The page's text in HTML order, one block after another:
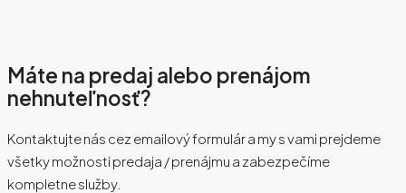
Máte na predaj alebo prenájom
nehnuteľnosť?
Kontaktujte nás cez emailový formulár a my s vami prejdeme
všetky možnosti predaja / prenájmu a zabezpečíme
kompletne služby.